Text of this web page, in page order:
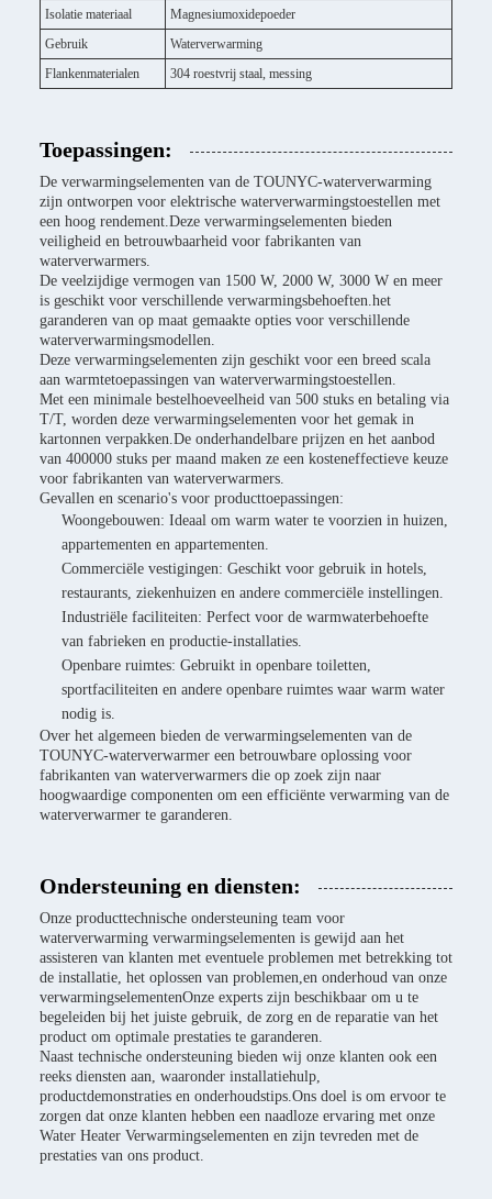
Isolatie materiaal
Magnesiumoxidepoeder
Gebruik
Waterverwarming
Flankenmaterialen
304 roestvrij staal, messing
Toepassingen:
De verwarmingselementen van de TOUNYC-waterverwarming
zijn ontworpen voor elektrische waterverwarmingstoestellen met
een hoog rendement.Deze verwarmingselementen bieden
veiligheid en betrouwbaarheid voor fabrikanten van
waterverwarmers.
De veelzijdige vermogen van 1500 W, 2000 W, 3000 W en meer
is geschikt voor verschillende verwarmingsbehoeften.het
garanderen van op maat gemaakte opties voor verschillende
waterverwarmingsmodellen.
Deze verwarmingselementen zijn geschikt voor een breed scala
aan warmtetoepassingen van waterverwarmingstoestellen.
Met een minimale bestelhoeveelheid van 500 stuks en betaling via
T/T, worden deze verwarmingselementen voor het gemak in
kartonnen verpakken.De onderhandelbare prijzen en het aanbod
van 400000 stuks per maand maken ze een kosteneffectieve keuze
voor fabrikanten van waterverwarmers.
Gevallen en scenario's voor producttoepassingen:
Woongebouwen: Ideaal om warm water te voorzien in huizen,
appartementen en appartementen.
Commerciële vestigingen: Geschikt voor gebruik in hotels,
restaurants, ziekenhuizen en andere commerciële instellingen.
Industriële faciliteiten: Perfect voor de warmwaterbehoefte
van fabrieken en productie-installaties.
Openbare ruimtes: Gebruikt in openbare toiletten,
sportfaciliteiten en andere openbare ruimtes waar warm water
nodig is.
Over het algemeen bieden de verwarmingselementen van de
TOUNYC-waterverwarmer een betrouwbare oplossing voor
fabrikanten van waterverwarmers die op zoek zijn naar
hoogwaardige componenten om een efficiënte verwarming van de
waterverwarmer te garanderen.
Ondersteuning en diensten:
Onze producttechnische ondersteuning team voor
waterverwarming verwarmingselementen is gewijd aan het
assisteren van klanten met eventuele problemen met betrekking tot
de installatie, het oplossen van problemen,en onderhoud van onze
verwarmingselementenOnze experts zijn beschikbaar om u te
begeleiden bij het juiste gebruik, de zorg en de reparatie van het
product om optimale prestaties te garanderen.
Naast technische ondersteuning bieden wij onze klanten ook een
reeks diensten aan, waaronder installatiehulp,
productdemonstraties en onderhoudstips.Ons doel is om ervoor te
zorgen dat onze klanten hebben een naadloze ervaring met onze
Water Heater Verwarmingselementen en zijn tevreden met de
prestaties van ons product.